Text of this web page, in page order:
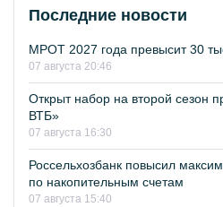
Последние новости
МРОТ 2027 года превысит 30
07 августа 20:46
Открыт набор на второй сезон
ВТБ»
07 августа 16:30
Россельхозбанк повысил
по накопительным счетам
07 августа 15:40